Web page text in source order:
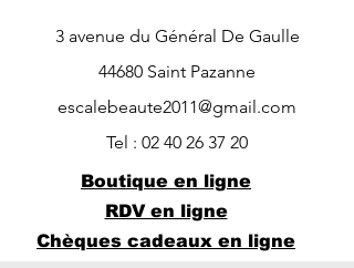
3 avenue du Général De Gaulle
44680 Saint Pazanne
escalebeaute2011@gmail.com
Tel : 02 40 26 37 20
Boutique en ligne
RDV en ligne
Chèques cadeaux en ligne